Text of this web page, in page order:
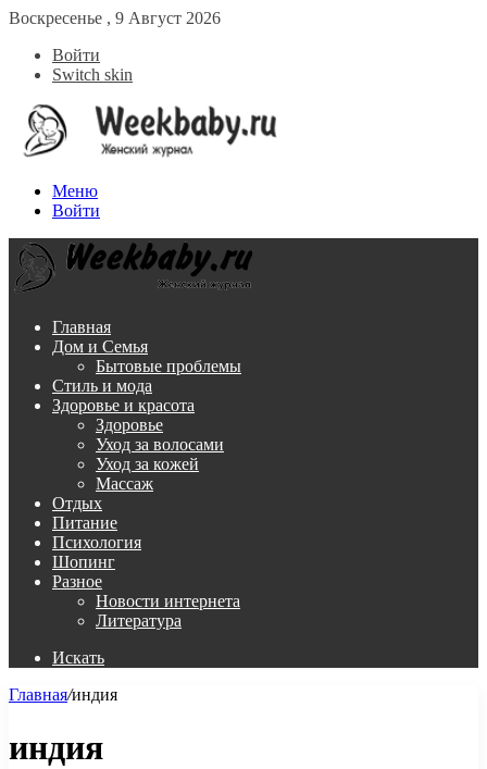
Воскресенье , 9 Август 2026
Войти
Switch skin
Меню
Войти
Главная
Дом и Семья
Бытовые проблемы
Стиль и мода
Здоровье и красота
Здоровье
Уход за волосами
Уход за кожей
Массаж
Отдых
Питание
Психология
Шопинг
Разное
Новости интернета
Литература
Искать
Главная/индия
индия